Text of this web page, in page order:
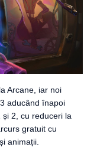
Arcane, iar noi
aducând înapoi
2, cu reduceri la
gratuit cu
animații.